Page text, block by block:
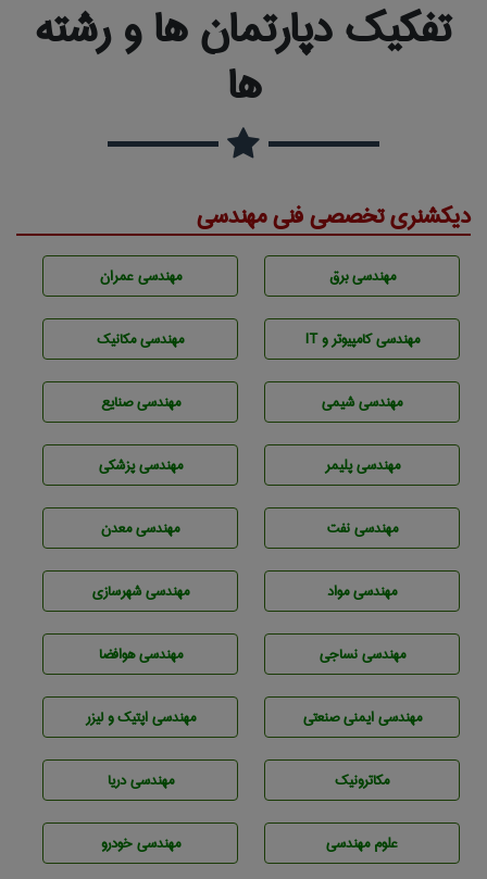
تفکیک دپارتمان ها و رشته
ها
دیکشنری تخصصی فنی مهندسی
مهندسی برق مهندسی عمران
مهندسی كامپيوتر و IT مهندسی مکانیک
مهندسي شيمی مهندسی صنايع
مهندسی پليمر مهندسی پزشکی
مهندسی نفت مهندسی معدن
مهندسی مواد مهندسی شهرسازی
مهندسي نساجی مهندسی هوافضا
مهندسی ایمنی صنعتی مهندسی اپتیک و لیزر
مکاترونیک مهندسی دریا
علوم مهندسی مهندسی خودرو